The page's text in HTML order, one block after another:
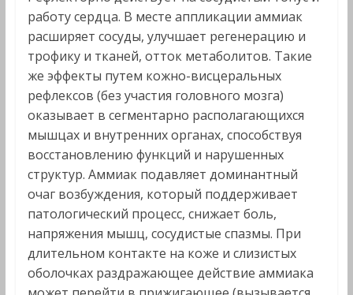
работу сердца. В месте аппликации аммиак
расширяет сосуды, улучшает регенерацию и
трофику и тканей, отток метаболитов. Такие
же эффекты путем кожно-висцеральных
рефлексов (без участия головного мозга)
оказывает в сегментарно располагающихся
мышцах и внутренних органах, способствуя
восстановлению функций и нарушенных
структур. Аммиак подавляет доминантный
очаг возбуждения, который поддерживает
патологический процесс, снижает боль,
напряжения мышц, сосудистые спазмы. При
длительном контакте на коже и слизистых
оболочках раздражающее действие аммиака